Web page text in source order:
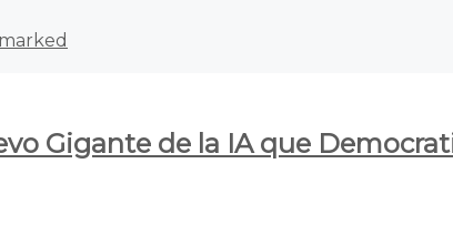
Gigante de la IA que